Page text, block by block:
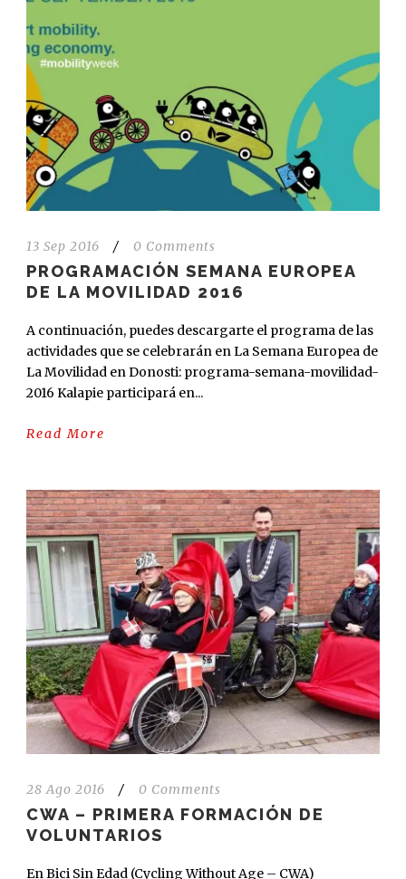
13 Sep 2016 / 0 Comments
PROGRAMACIÓN SEMANA EUROPEA
DE LA MOVILIDAD 2016
A continuación, puedes descargarte el programa de las
actividades que se celebrarán en La Semana Europea de
La Movilidad en Donosti: programa-semana-movilidad-
2016 Kalapie participará en...
Read More
28 Ago 2016 / 0 Comments
CWA – PRIMERA FORMACIÓN DE
VOLUNTARIOS
En Bici Sin Edad (Cycling Without Age – CWA)